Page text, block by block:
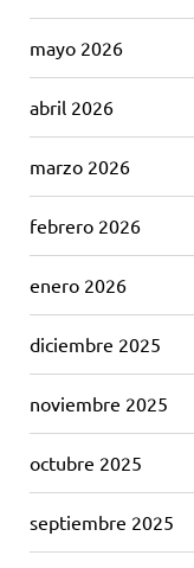
mayo 2026
abril 2026
marzo 2026
febrero 2026
enero 2026
diciembre 2025
noviembre 2025
octubre 2025
septiembre 2025